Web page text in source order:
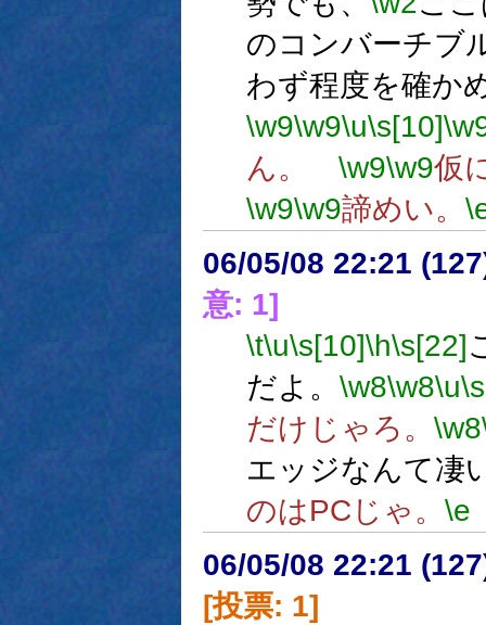
のコンバーチブ
わず程度を確か
\w9\w9\u\s[10]
ん。 \w9\w9仮
\w9\w9諦めい。
06/05/08 22:21
意: 1]
\t\u\s[10]\h\s[22]
だよ。 \w8\w8\u
だけじゃろ。 \w8
エッジなんて凄
のはPCじゃ。 \e
06/05/08 22:21
[投票: 1]